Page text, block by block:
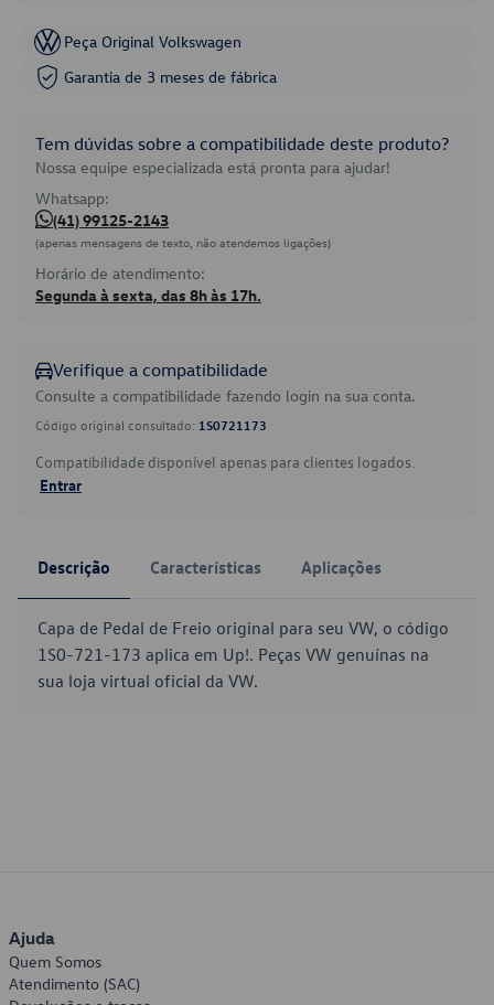
Peça Original Volkswagen
Garantia de 3 meses de fábrica
Tem dúvidas sobre a compatibilidade deste produto?
Nossa equipe especializada está pronta para ajudar!
Whatsapp:
(41) 99125-2143
(apenas mensagens de texto, não atendemos ligações)
Horário de atendimento:
Segunda à sexta, das 8h às 17h.
Verifique a compatibilidade
Consulte a compatibilidade fazendo login na sua conta.
Código original consultado: 1S0721173
Compatibilidade disponível apenas para clientes logados.
Entrar
Descrição Características Aplicações
Capa de Pedal de Freio original para seu VW, o código
1S0-721-173 aplica em Up!. Peças VW genuínas na
sua loja virtual oficial da VW.
Ajuda
Quem Somos
Atendimento (SAC)